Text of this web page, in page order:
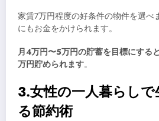
家賃7万円程度の好条件の物件を選べ
にもお金をかけられます。
月4万円〜5万円の貯蓄を目標にする
万円貯められます。
3.女性の一人暮らし
る節約術